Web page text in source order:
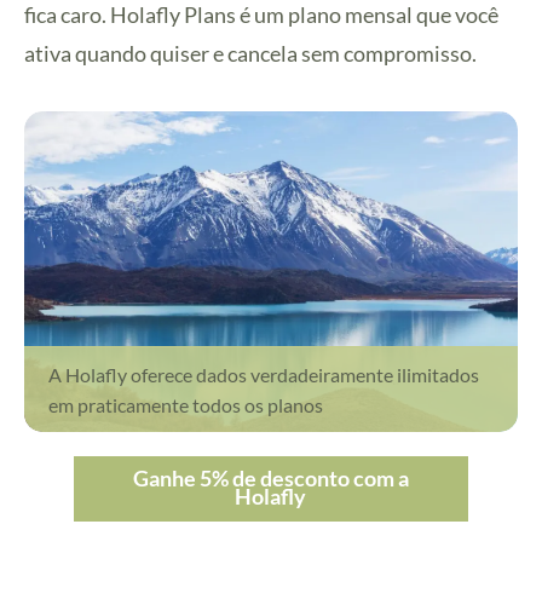
fica caro. Holafly Plans é um plano mensal que você
ativa quando quiser e cancela sem compromisso.
A Holafly oferece dados verdadeiramente ilimitados
em praticamente todos os planos
Ganhe 5% de desconto com a
Holafly